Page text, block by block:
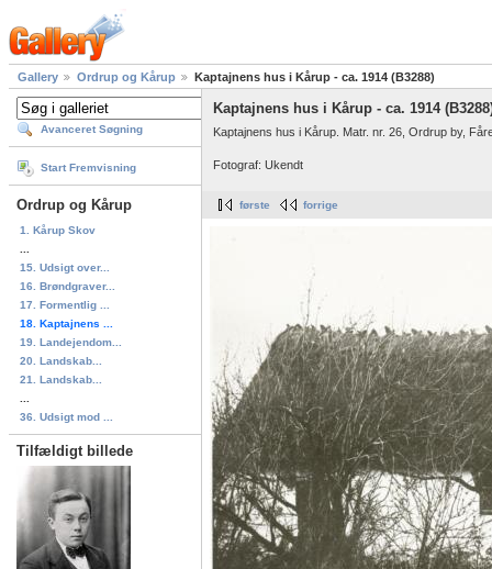
Gallery Ordrup og Kårup Kaptajnens hus i Kårup - ca. 1914 (B3288)
Avanceret Søgning
Start Fremvisning
Ordrup og Kårup
1. Kårup Skov
15. Udsigt over...
16. Brøndgraver...
17. Formentlig ...
18. Kaptajnens ...
19. Landejendom...
20. Landskab...
21. Landskab...
36. Udsigt mod ...
Tilfældigt billede
Kaptajnens hus i Kårup - ca. 1914
Kaptajnens hus i Kårup. Matr. nr. 26, Ordrup by,
Fotograf: Ukendt
første forrige